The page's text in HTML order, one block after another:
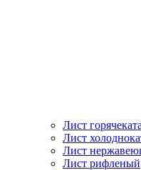
Лист
Лист
Лист
Лист рифленый